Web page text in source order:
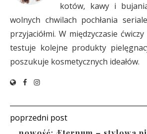
kotów, kawy i
wolnych chwilach pochłania
przyjaciółmi. W międzyczasie
testuje kolejne produkty
poszukuje kosmetycznych ideałów.
poprzedni post